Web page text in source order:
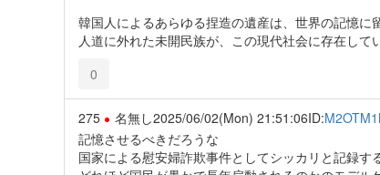
韓国人によるあらゆる捏造の遺産は、世界の記憶に
人道に外れた未開民族が、この現代社会に存在して
0
275 名無し2025/06/02(Mon) 21:51:06ID:
記憶させるべきだろうな
国家による慰安婦詐欺事件としてシッカリと記録す